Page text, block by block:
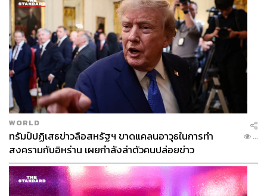
WORLD
ทรัมป์ปฏิเสธข่าวลือสหรัฐฯ ขาดแคลนอาวุธในการทำ
สงครามกับอิหร่าน เผยกำลังล่าตัวคนปล่อยข่าว
...